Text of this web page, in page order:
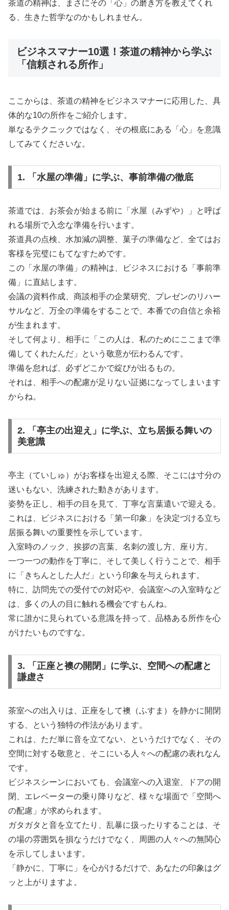
茶道の精神は、まさにその「心」の磨き方を教えてくれ
る、生きた哲学なのかもしれません。
ビジネスマナー10選！茶道の精神から学ぶ
「信頼される所作」
ここからは、茶道の精神をビジネスマナーに応用した、具
体的な10の所作をご紹介します。
単なるテクニックではなく、その根底にある「心」を意識
してみてくださいな。
1. 「水屋の準備」に学ぶ、事前準備の徹底
茶道では、お茶会が始まる前に「水屋（みずや）」と呼ば
れる場所で入念な準備を行います。
茶道具の点検、水加減の調整、菓子の準備など、全てはお
客様を完璧にもてなすためです。
この「水屋の準備」の精神は、ビジネスにおける「事前準
備」に直結します。
会議の資料作成、商談相手の企業研究、プレゼンのリハー
サルなど、万全の準備をすることで、本番での自信と余裕
が生まれます。
そして何より、相手に「この人は、私のためにここまで準
備してくれたんだ」という敬意が伝わるんです。
準備を怠れば、必ずどこかで綻びが出るもの。
それは、相手への配慮が足りない証拠になってしまいます
からね。
2. 「亭主の出迎え」に学ぶ、立ち居振る舞いの
美意識
亭主（ていしゅ）がお客様を出迎える際、そこには寸分の
迷いもない、洗練された動きがあります。
姿勢を正し、相手の目を見て、丁寧な言葉遣いで迎える。
これは、ビジネスにおける「第一印象」を決定づける立ち
居振る舞いの重要性を示しています。
入室時のノック、挨拶の言葉、名刺の渡し方、座り方。
一つ一つの動作を丁寧に、そして美しく行うことで、相手
に「きちんとした人だ」という印象を与えられます。
特に、訪問先での受付での対応や、会議室への入室時など
は、多くの人の目に触れる機会ですもんね。
常に誰かに見られている意識を持って、品格ある所作を心
がけたいものですな。
3. 「正座と襖の開閉」に学ぶ、空間への配慮と
謙虚さ
茶室への出入りは、正座をして襖（ふすま）を静かに開閉
する、という独特の作法があります。
これは、ただ単に音を立てない、というだけでなく、その
空間に対する敬意と、そこにいる人々への配慮の表れなん
です。
ビジネスシーンにおいても、会議室への入退室、ドアの開
閉、エレベーターの乗り降りなど、様々な場面で「空間へ
の配慮」が求められます。
ガタガタと音を立てたり、乱暴に扱ったりすることは、そ
の場の雰囲気を損なうだけでなく、周囲の人々への無関心
を示してしまいます。
「静かに、丁寧に」を心がけるだけで、あなたの印象はグ
ッと上がりますよ。